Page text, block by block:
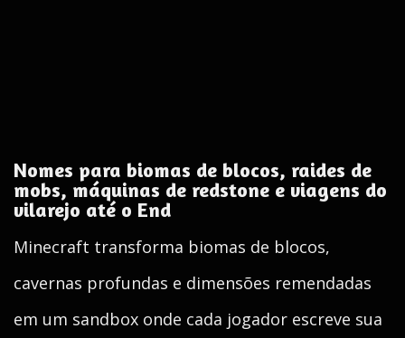
Nomes para biomas de blocos, raides de
mobs, máquinas de redstone e viagens do
vilarejo até o End
Minecraft transforma biomas de blocos,
cavernas profundas e dimensões remendadas
em um sandbox onde cada jogador escreve sua